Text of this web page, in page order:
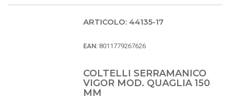
ARTICOLO: 44135-17
EAN: 8011779267626
COLTELLI SERRAMANICO
VIGOR MOD. QUAGLIA 150
MM